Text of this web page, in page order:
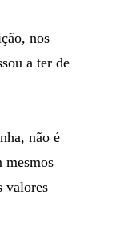
nos
a ter de
não é
mesmos
valores